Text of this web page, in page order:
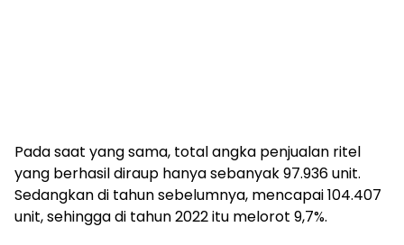
Pada saat yang sama, total angka penjualan ritel
yang berhasil diraup hanya sebanyak 97.936 unit.
Sedangkan di tahun sebelumnya, mencapai 104.407
unit, sehingga di tahun 2022 itu melorot 9,7%.